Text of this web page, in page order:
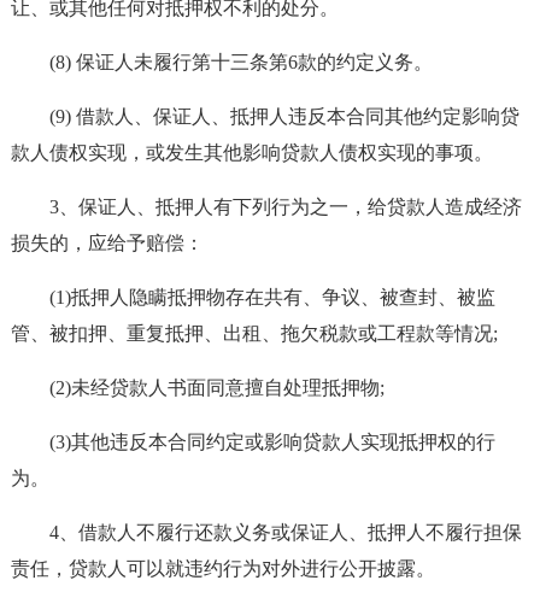
让、或其他任何对抵押权不利的处分。
(8) 保证人未履行第十三条第6款的约定义务。
(9) 借款人、保证人、抵押人违反本合同其他约定影响贷
款人债权实现，或发生其他影响贷款人债权实现的事项。
3、保证人、抵押人有下列行为之一，给贷款人造成经济
损失的，应给予赔偿：
(1)抵押人隐瞒抵押物存在共有、争议、被查封、被监
管、被扣押、重复抵押、出租、拖欠税款或工程款等情况;
(2)未经贷款人书面同意擅自处理抵押物;
(3)其他违反本合同约定或影响贷款人实现抵押权的行
为。
4、借款人不履行还款义务或保证人、抵押人不履行担保
责任，贷款人可以就违约行为对外进行公开披露。